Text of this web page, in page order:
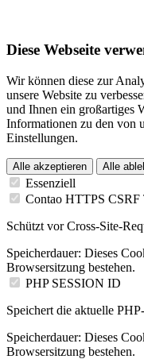
Diese Webseite
Wir können diese zur
unsere Website zu
und Ihnen ein großartiges
Informationen zu den von
Einstellungen.
Alle akzeptieren Alle
Essenziell
Contao HTTPS CSRF
Schützt vor Cross-Site-
Speicherdauer: Dieses
Browsersitzung bestehen.
PHP SESSION ID
Speichert die aktuelle
Speicherdauer: Dieses
Browsersitzung bestehen.